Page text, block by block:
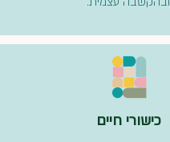
כישורי חיים